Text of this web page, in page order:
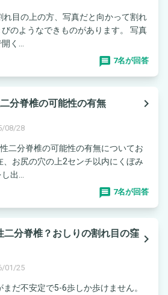
のようなできものがあります。 写真
く...
7名が回答
分脊椎の可能性の有無
navigate_next
08/28
二分脊椎の可能性の有無についてお
出...
7名が回答
分脊椎？おしりの割れ目の窪 navigate_next
01/25
まだ不安定で5-6歩しか歩けません。